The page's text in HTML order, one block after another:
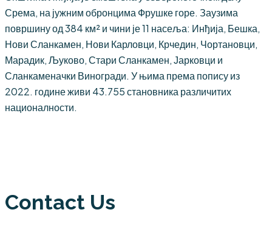
Срема, на јужним обронцима Фрушке горе. Заузима
површину од 384 км² и чини је 11 насеља: Инђија, Бешка,
Нови Сланкамен, Нови Карловци, Крчедин, Чортановци,
Марадик, Љуково, Стари Сланкамен, Јарковци и
Сланкаменачки Виногради. У њима према попису из
2022. године живи 43.755 становника различитих
националности.
Contact Us